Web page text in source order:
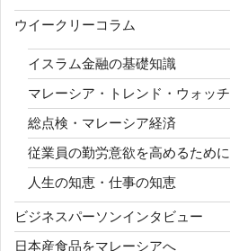
ウイークリーコラム
イスラム金融の基礎知識
マレーシア・トレンド・ウォッチ
総点検・マレーシア経済
従業員の勤労意欲を高めるために
人生の知恵・仕事の知恵
ビジネスパーソンインタビュー
日本産食品をマレーシアへ